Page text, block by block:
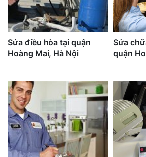
Sửa điều hòa tại quận
Hoàng Mai, Hà Nội
Sửa
quận